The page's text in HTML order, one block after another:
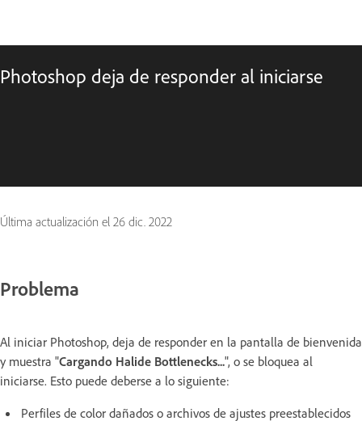
Photoshop deja de responder al iniciarse
Última actualización el 26 dic. 2022
Problema
Al iniciar Photoshop, deja de responder en la pantalla de bienvenida
y muestra "Cargando Halide Bottlenecks...", o se bloquea al
iniciarse. Esto puede deberse a lo siguiente:
Perfiles de color dañados o archivos de ajustes preestablecidos